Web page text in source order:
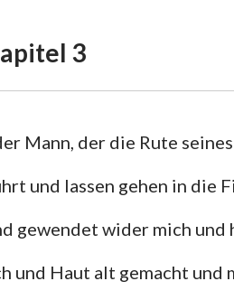
4. Mose
Josua
3
Mann, der die Rute
und lassen gehen in die
gewendet wider mich
und Haut alt gemacht und